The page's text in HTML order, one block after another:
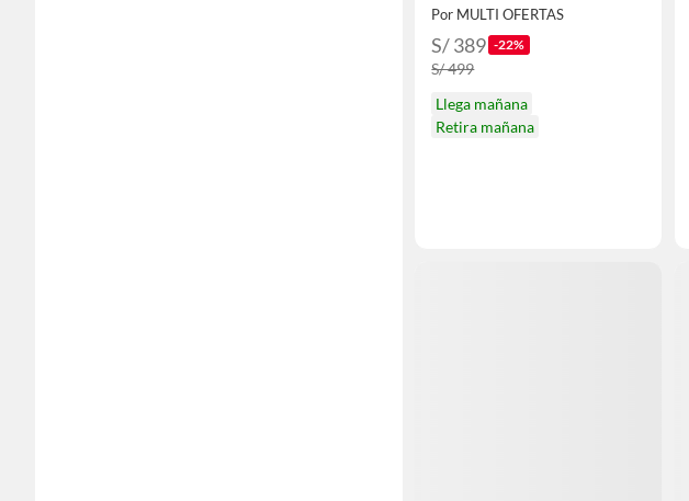
Por MULTI OFERTAS
S/ 389 -22%
S/ 499
Llega mañana
Retira mañana